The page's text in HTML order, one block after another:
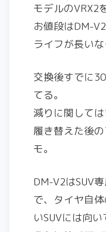
モデルのVRX2
お値段はDM-
ライフが長い
交換後すでに
てる。
減りに関しては
履き替えた後
モ。
DM-V2はSUV
で、タイヤ自
いSUVには向い